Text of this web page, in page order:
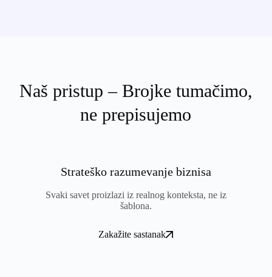
Naš pristup – Brojke tumačimo,
ne prepisujemo
Strateško razumevanje biznisa
Svaki savet proizlazi iz realnog konteksta, ne iz
šablona.
Zakažite sastanak